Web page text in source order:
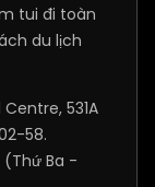
tui đi toàn
du lịch
531A
58.
(Thứ Ba -